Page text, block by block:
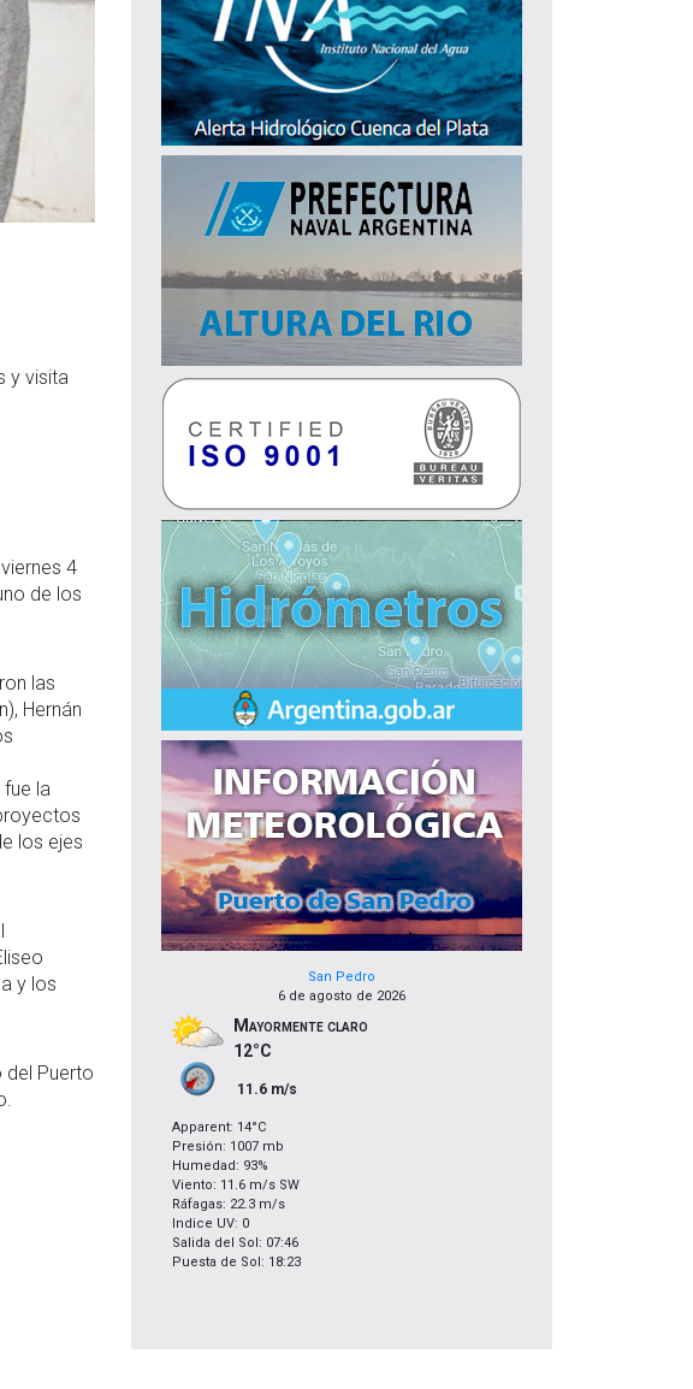
y visita
4
de los
las
Hernán
la
los ejes
y los
Puerto
San Pedro
6 de agosto de 2026
Mayormente claro
12°C
11.6 m/s
Apparent: 14°C
Presión: 1007 mb
Humedad: 93%
Viento: 11.6 m/s SW
Ráfagas: 22.3 m/s
Indice UV: 0
Salida del Sol: 07:46
Puesta de Sol: 18:23